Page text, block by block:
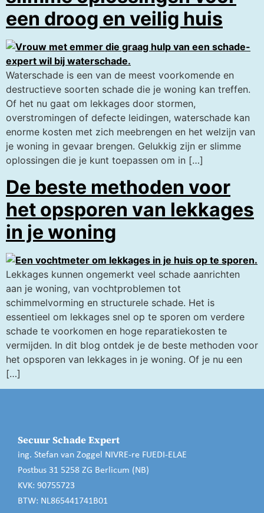
een droog en veilig huis
Waterschade is een van de meest voorkomende en
destructieve soorten schade die je woning kan treffen.
Of het nu gaat om lekkages door stormen,
overstromingen of defecte leidingen, waterschade kan
enorme kosten met zich meebrengen en het welzijn van
je woning in gevaar brengen. Gelukkig zijn er slimme
oplossingen die je kunt toepassen om in […]
De beste methoden voor
het opsporen van lekkages
in je woning
Lekkages kunnen ongemerkt veel schade aanrichten
aan je woning, van vochtproblemen tot
schimmelvorming en structurele schade. Het is
essentieel om lekkages snel op te sporen om verdere
schade te voorkomen en hoge reparatiekosten te
vermijden. In dit blog ontdek je de beste methoden voor
het opsporen van lekkages in je woning. Of je nu een
[…]
Secuur Schade Expert
ing. Stefan van Zoggel NIVRE-re FUEDI-ELAE
Postbus 31 5258 ZG Berlicum (NB)
KVK: 90755723
BTW: NL865441741B01